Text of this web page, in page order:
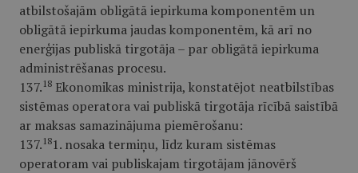
atbilstošajām obligātā iepirkuma komponentēm un
obligātā iepirkuma jaudas komponentēm, kā arī no
enerģijas publiskā tirgotāja – par obligātā iepirkuma
administrēšanas procesu.
137. 18 Ekonomikas ministrija, konstatējot neatbilstības
sistēmas operatora vai publiskā tirgotāja rīcībā saistībā
ar maksas samazinājuma piemērošanu:
137. 181. nosaka termiņu, līdz kuram sistēmas
operatoram vai publiskajam tirgotājam jānovērš